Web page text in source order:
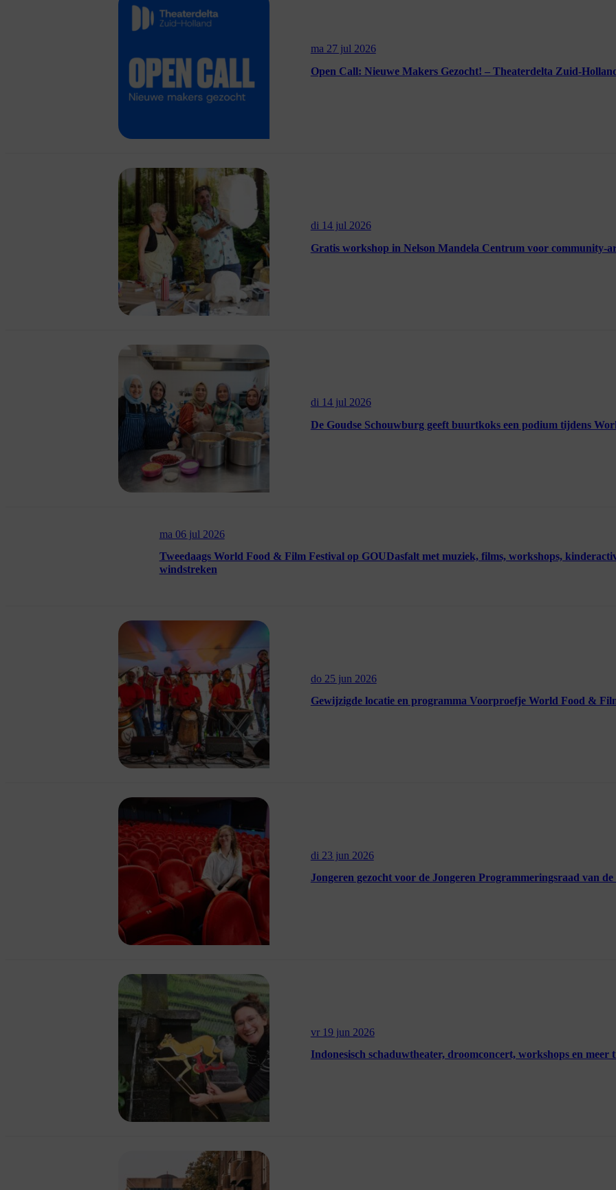
ma 27 jul 2026
Open Call: Nieuwe Makers Gezocht! – Theaterdelta Zuid-
di 14 jul 2026
Gratis workshop in Nelson Mandela Centrum voor community-
di 14 jul 2026
De Goudse Schouwburg geeft buurtkoks een podium tijdens
ma 06 jul 2026
Tweedaags World Food & Film Festival op GOUDasfalt met muziek, films, workshops,
windstreken
do 25 jun 2026
Gewijzigde locatie en programma Voorproefje World Food &
di 23 jun 2026
Jongeren gezocht voor de Jongeren Programmeringsraad van
vr 19 jun 2026
Indonesisch schaduwtheater, droomconcert, workshops en